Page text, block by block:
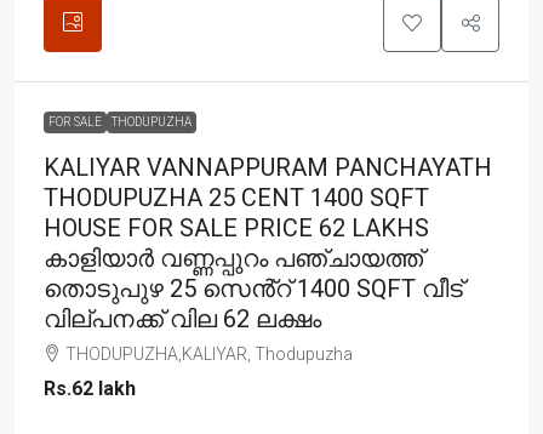
FOR SALE THODUPUZHA
KALIYAR VANNAPPURAM PANCHAYATH
THODUPUZHA 25 CENT 1400 SQFT
HOUSE FOR SALE PRICE 62 LAKHS
കാളിയാർ വണ്ണപ്പുറം പഞ്ചായത്ത്
തൊടുപുഴ 25 സെൻ്റ് 1400 SQFT വീട്
വില്പനക്ക് വില 62 ലക്ഷം
THODUPUZHA,KALIYAR, Thodupuzha
Rs.62 lakh